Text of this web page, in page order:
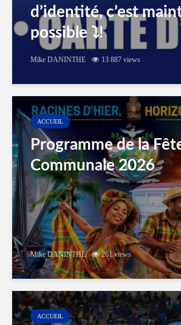
d’identité, c’est
possible ⤵️!
Mike DANINTHE 13 887 views
ACCUEIL
Programme de la
Communale 2026
Mike DANINTHE 261 views
ACCUEIL